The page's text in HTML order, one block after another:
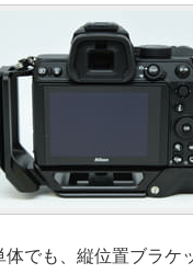
体でも、縦位置ブラケ